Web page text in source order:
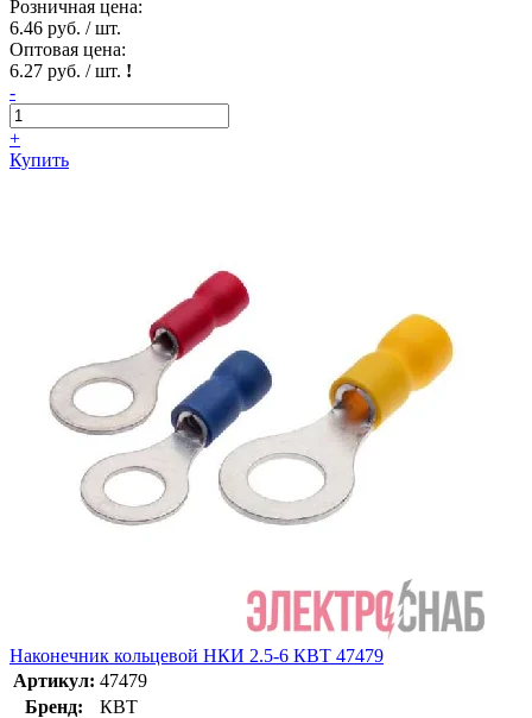
Розничная цена:
6.46 руб. / шт.
Оптовая цена:
6.27 руб. / шт. !
-
+
Купить
Наконечник кольцевой НКИ 2.5-6 КВТ 47479
Артикул: 47479
Бренд:
КВТ